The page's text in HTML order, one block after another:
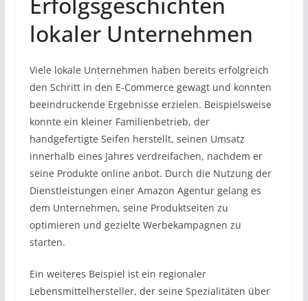
lokaler Unternehmen
Viele lokale Unternehmen haben bereits erfolgreich
den Schritt in den E-Commerce gewagt und konnten
beeindruckende Ergebnisse erzielen. Beispielsweise
konnte ein kleiner Familienbetrieb, der
handgefertigte Seifen herstellt, seinen Umsatz
innerhalb eines Jahres verdreifachen, nachdem er
seine Produkte online anbot. Durch die Nutzung der
Dienstleistungen einer Amazon Agentur gelang es
dem Unternehmen, seine Produktseiten zu
optimieren und gezielte Werbekampagnen zu
starten.
Ein weiteres Beispiel ist ein regionaler
Lebensmittelhersteller, der seine Spezialitäten über